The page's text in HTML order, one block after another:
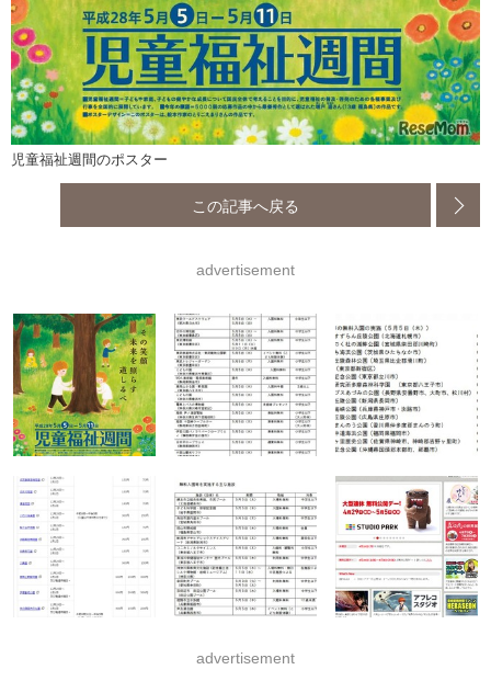
児童福祉週間のポスター
この記事へ戻る
advertisement
advertisement